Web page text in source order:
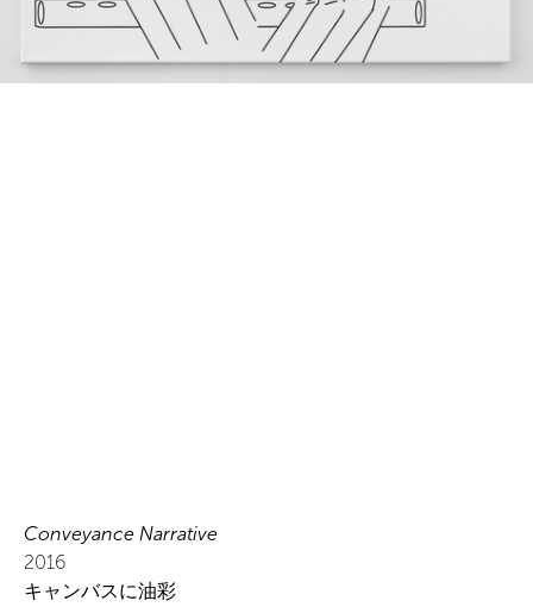
Conveyance Narrative
2016
キャンバスに油彩